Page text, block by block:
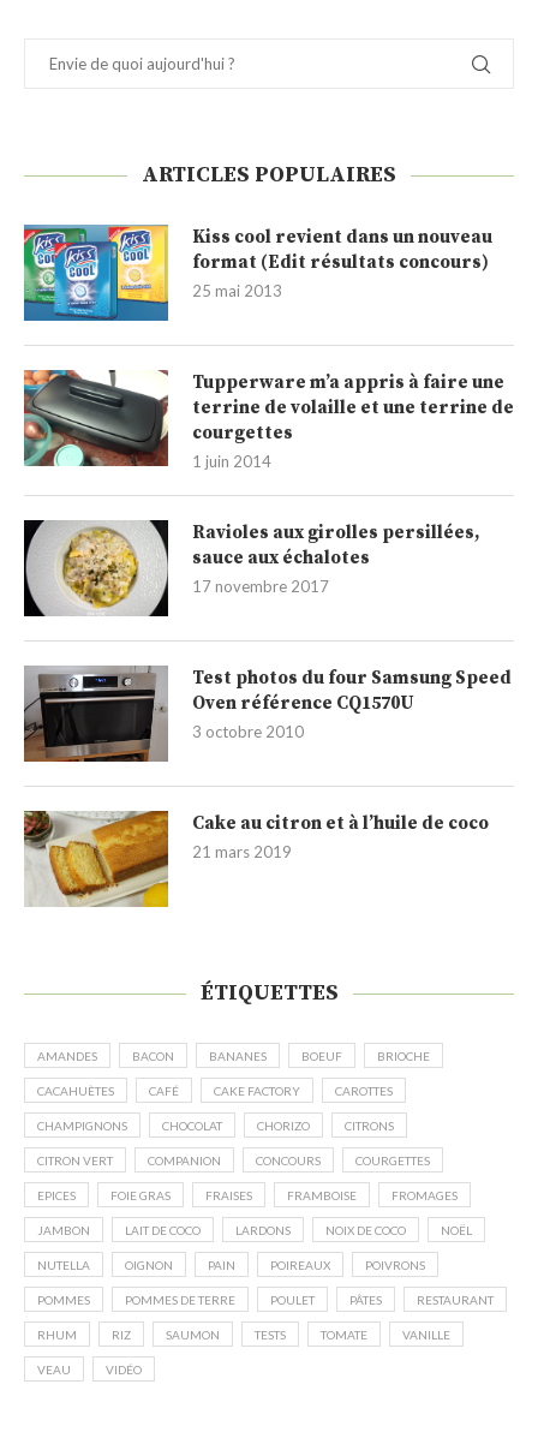
ARTICLES POPULAIRES
Kiss cool revient dans un nouveau
format (Edit résultats concours)
25 mai 2013
Tupperware m’a appris à faire une
terrine de volaille et une terrine de
courgettes
1 juin 2014
Ravioles aux girolles persillées,
sauce aux échalotes
17 novembre 2017
Test photos du four Samsung Speed
Oven référence CQ1570U
3 octobre 2010
Cake au citron et à l’huile de coco
21 mars 2019
ÉTIQUETTES
AMANDES BACON BANANES BOEUF BRIOCHE
CACAHUÈTES CAFÉ CAKE FACTORY CAROTTES
CHAMPIGNONS CHOCOLAT CHORIZO CITRONS
CITRON VERT COMPANION CONCOURS COURGETTES
EPICES FOIE GRAS FRAISES FRAMBOISE FROMAGES
JAMBON LAIT DE COCO LARDONS NOIX DE COCO NOËL
NUTELLA OIGNON PAIN POIREAUX POIVRONS
POMMES POMMES DE TERRE POULET PÂTES RESTAURANT
RHUM RIZ SAUMON TESTS TOMATE VANILLE
VEAU VIDÉO